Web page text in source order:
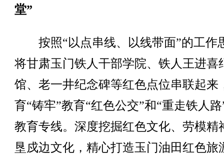
堂”
按照“以点串线、以线带面”的工作
将甘肃玉门铁人干部学院、铁人王进喜
馆、老一井纪念碑等红色点位串联起来
育“铸牢”教育“红色公交”和“重走铁人
教育专线。深度挖掘红色文化、劳模精
垦戍边文化，精心打造玉门油田红色旅